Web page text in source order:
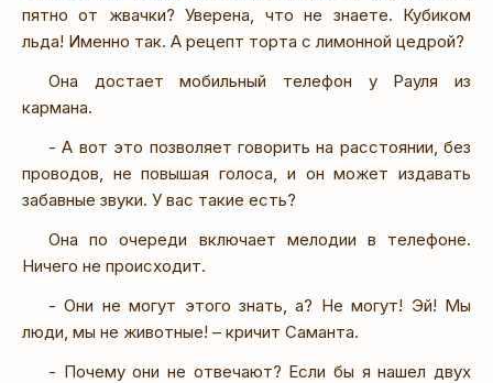
пятно от жвачки? Уверена, что не знаете. Кубиком
льда! Именно так. А рецепт торта с лимонной цедрой?
Она достает мобильный телефон у Рауля из
кармана.
- А вот это позволяет говорить на расстоянии, без
проводов, не повышая голоса, и он может издавать
забавные звуки. У вас такие есть?
Она по очереди включает мелодии в телефоне.
Ничего не происходит.
- Они не могут этого знать, а? Не могут! Эй! Мы
люди, мы не животные! – кричит Саманта.
- Почему они не отвечают? Если бы я нашел двух